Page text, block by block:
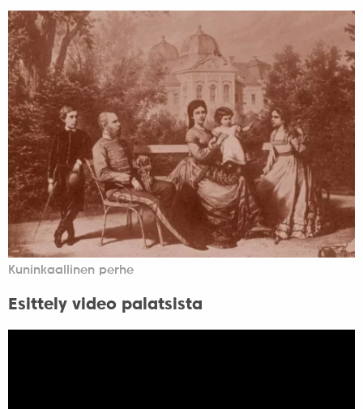
Kuninkaallinen perhe
Esittely video palatsista